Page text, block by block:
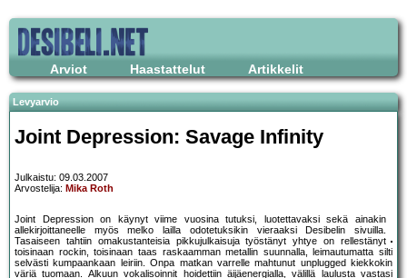
Arviot Haastattelut Artikkelit
Levyarvio
Joint Depression: Savage Infinity
Julkaistu: 09.03.2007
Arvostelija: Mika Roth
Joint Depression on käynyt viime vuosina tutuksi, luotettavaksi sekä ainakin
allekirjoittaneelle myös melko lailla odotetuksikin vieraaksi Desibelin sivuilla.
Tasaiseen tahtiin omakustanteisia pikkujulkaisuja työstänyt yhtye on rellestänyt
toisinaan rockin, toisinaan taas raskaamman metallin suunnalla, leimautumatta silti
selvästi kumpaankaan leiriin. Onpa matkan varrelle mahtunut unplugged kiekkokin
väriä tuomaan. Alkuun vokalisoinnit hoidettiin äijäenergialla, välillä laulusta vastasi